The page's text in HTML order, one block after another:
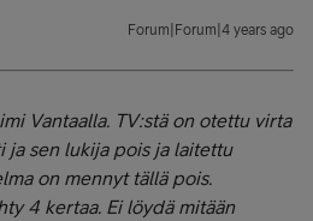
Forum|Forum|4 years ago
Vantaalla. TV:stä on otettu virta
ja sen lukija pois ja laitettu
on mennyt tällä pois.
4 kertaa. Ei löydä mitään